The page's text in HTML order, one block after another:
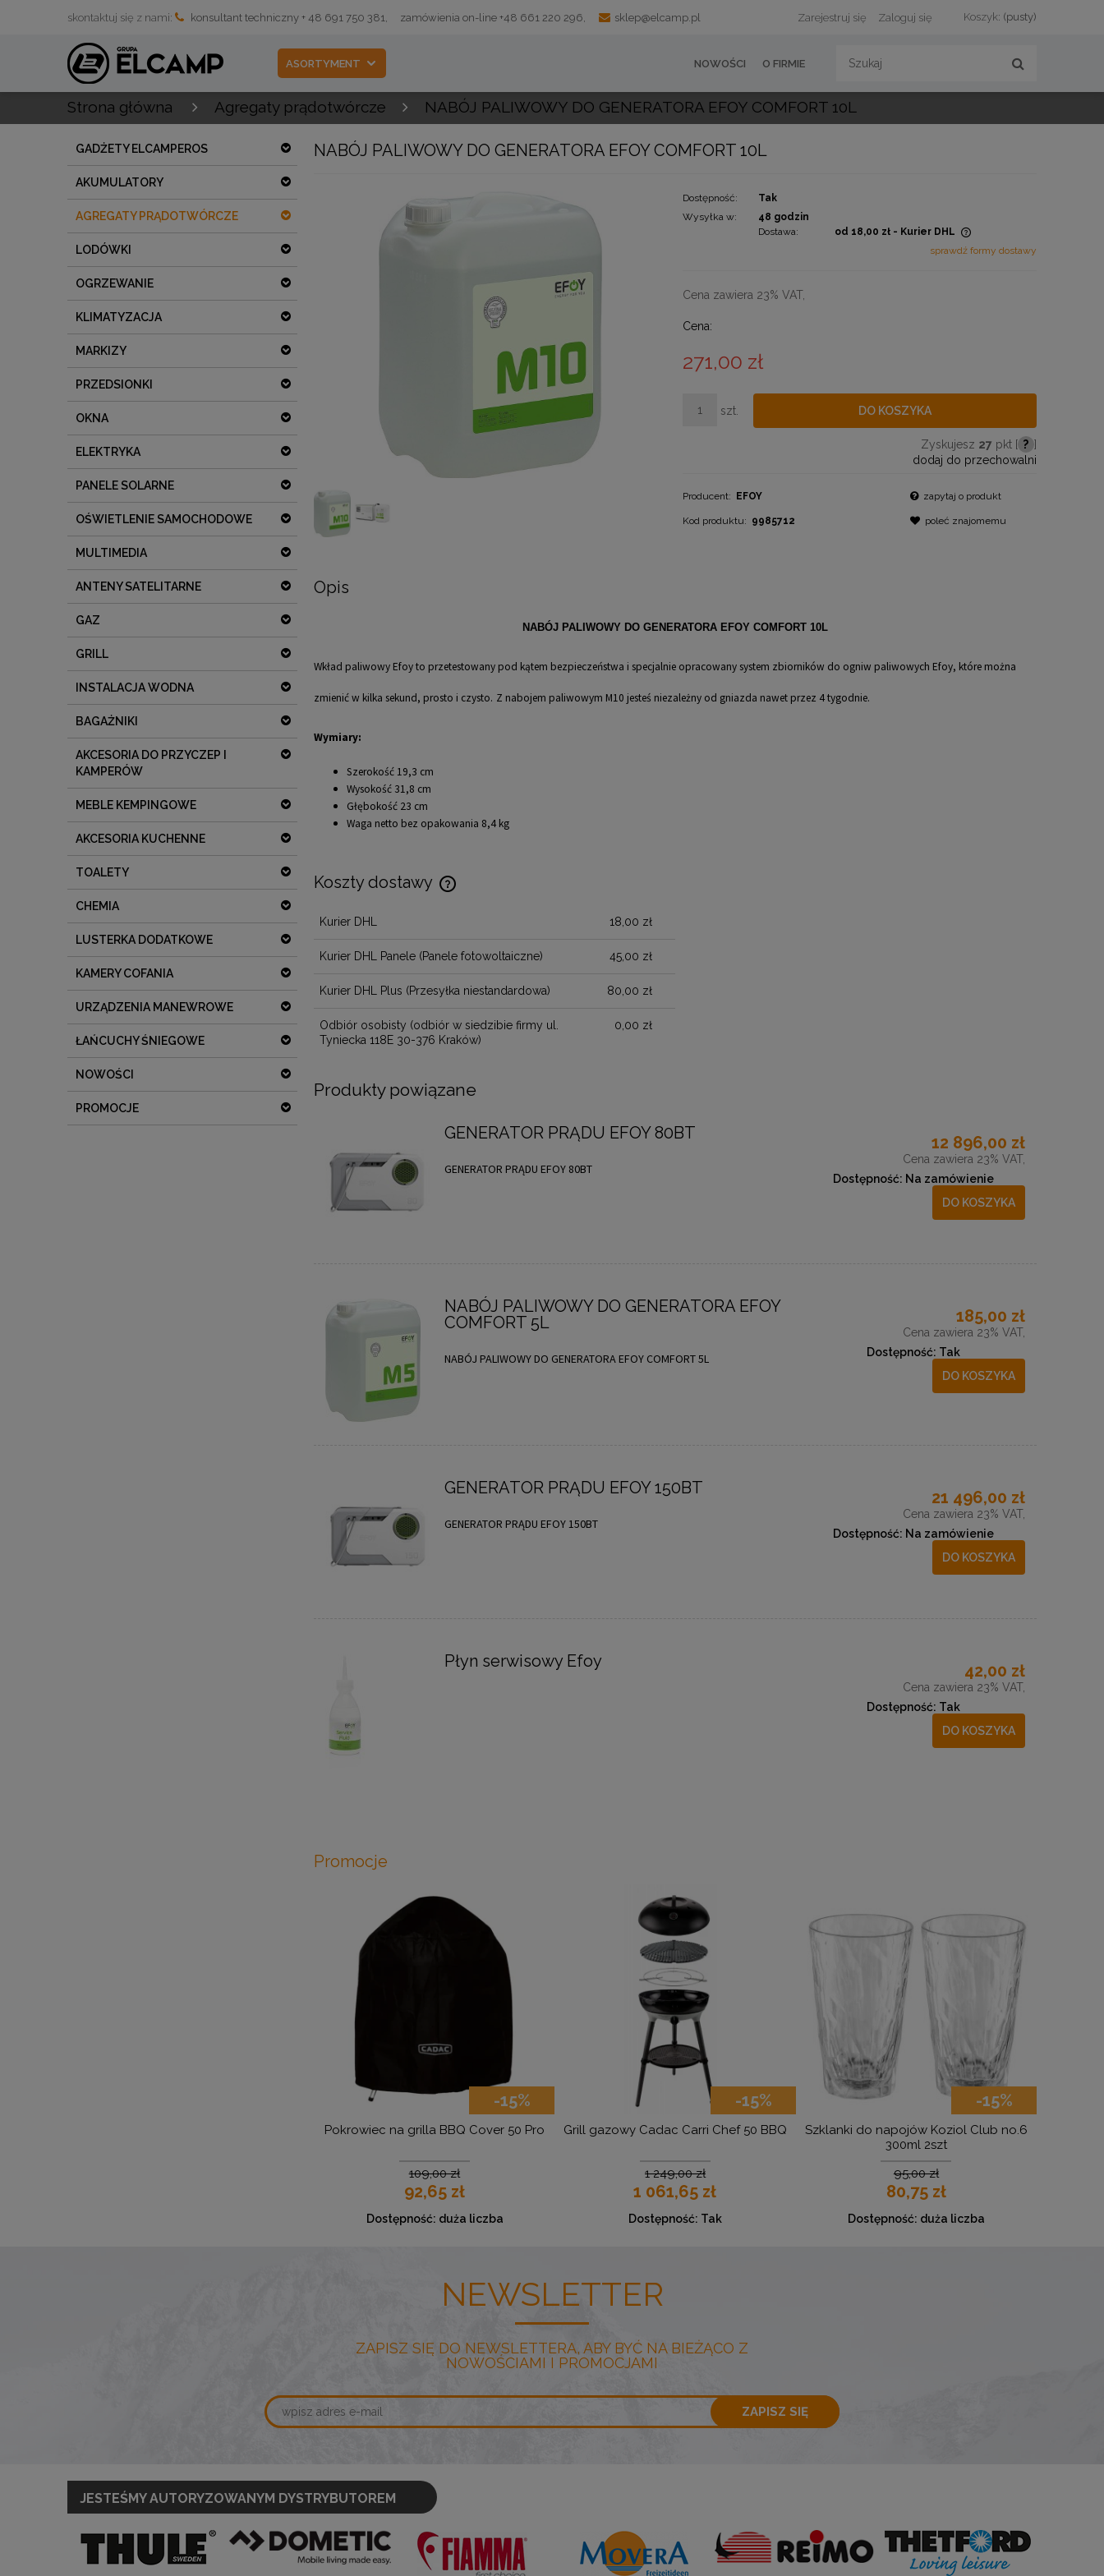
Koszyk: (pusty)
Zarejestruj się Zaloguj się
skontaktuj się z nami: konsultant techniczny + 48 691 750 381, zamówienia on-line +48 661 220 296, sklep@elcamp.pl
NOWOŚCI
ASORTYMENT O FIRMIE
Strona główna Agregaty prądotwórcze NABÓJ PALIWOWY DO GENERATORA EFOY COMFORT 10L
GADŻETY ELCAMPEROS
AKUMULATORY
AGREGATY PRĄDOTWÓRCZE
LODÓWKI
OGRZEWANIE
KLIMATYZACJA
MARKIZY
PRZEDSIONKI
OKNA
ELEKTRYKA
PANELE SOLARNE
OŚWIETLENIE SAMOCHODOWE
MULTIMEDIA
ANTENY SATELITARNE
GAZ
GRILL
INSTALACJA WODNA
BAGAŻNIKI
AKCESORIA DO PRZYCZEP I
KAMPERÓW
MEBLE KEMPINGOWE
AKCESORIA KUCHENNE
TOALETY
CHEMIA
LUSTERKA DODATKOWE
KAMERY COFANIA
URZĄDZENIA MANEWROWE
ŁAŃCUCHY ŚNIEGOWE
NOWOŚCI
PROMOCJE
NABÓJ PALIWOWY DO GENERATORA EFOY COMFORT 10L
Dostępność:
Tak
Wysyłka w:
48 godzin
Dostawa:
od 18,00 zł - Kurier DHL
sprawdź formy dostawy
Cena zawiera 23% VAT,
Cena:
271,00 zł
szt. DO KOSZYKA
Zyskujesz 27 pkt [ ? ]
dodaj do przechowalni
Producent: EFOY
Kod produktu: 9985712
zapytaj o produkt
poleć znajomemu
Opis
NABÓJ PALIWOWY DO GENERATORA EFOY COMFORT 10L
Wkład paliwowy Efoy to przetestowany pod kątem bezpieczeństwa i specjalnie opracowany system zbiorników do ogniw paliwowych Efoy, które można
zmienić w kilka sekund, prosto i czysto. Z nabojem paliwowym M10 jesteś niezależny od gniazda nawet przez 4 tygodnie.
Wymiary:
Szerokość 19,3 cm
Wysokość 31,8 cm
Głębokość 23 cm
Waga netto bez opakowania 8,4 kg
Koszty dostawy
Cena nie zawiera ewentualnych kosztów
Kurier DHL 18,00 zł
Kurier DHL Panele (Panele fotowoltaiczne) 45,00 zł
Kurier DHL Plus (Przesyłka niestandardowa) 80,00 zł
Odbiór osobisty (odbiór w siedzibie firmy ul.
Tyniecka 118E 30-376 Kraków)
0,00 zł
Produkty powiązane
GENERATOR PRĄDU EFOY 80BT
GENERATOR PRĄDU EFOY 80BT
12 896,00 zł
Cena zawiera 23% VAT,
Dostępność: Na zamówienie
DO KOSZYKA
NABÓJ PALIWOWY DO GENERATORA EFOY
COMFORT 5L
NABÓJ PALIWOWY DO GENERATORA EFOY COMFORT 5L
185,00 zł
Cena zawiera 23% VAT,
Dostępność: Tak
DO KOSZYKA
GENERATOR PRĄDU EFOY 150BT
GENERATOR PRĄDU EFOY 150BT
21 496,00 zł
Cena zawiera 23% VAT,
Dostępność: Na zamówienie
DO KOSZYKA
Płyn serwisowy Efoy 42,00 zł
Cena zawiera 23% VAT,
Dostępność: Tak
DO KOSZYKA
Promocje
-15%
Pokrowiec na grilla BBQ Cover 50 Pro
109,00 zł
92,65 zł
Dostępność: duża liczba
-15%
Grill gazowy Cadac Carri Chef 50 BBQ
1 249,00 zł
1 061,65 zł
Dostępność: Tak
-15%
Szklanki do napojów Koziol Club no.6
300ml 2szt
95,00 zł
80,75 zł
Dostępność: duża liczba
NEWSLETTER
ZAPISZ SIĘ DO NEWSLETTERA, ABY BYĆ NA BIEŻĄCO Z
NOWOŚCIAMI I PROMOCJAMI
ZAPISZ SIĘ
JESTEŚMY AUTORYZOWANYM DYSTRYBUTOREM